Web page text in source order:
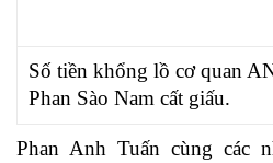
Số tiền khổng lồ cơ quan
Phan Sào Nam cất giấu.
Phan Anh Tuấn cùng các